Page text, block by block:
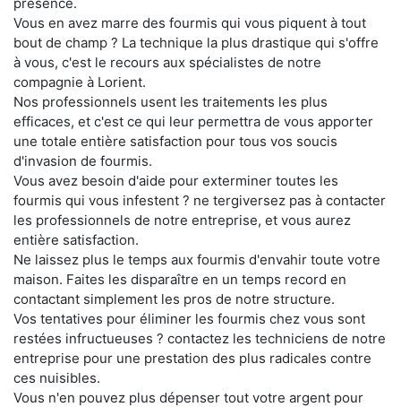
Vous en avez marre des fourmis qui vous piquent à tout
bout de champ ? La technique la plus drastique qui s'offre
à vous, c'est le recours aux spécialistes de notre
compagnie à Lorient.
Nos professionnels usent les traitements les plus
efficaces, et c'est ce qui leur permettra de vous apporter
une totale entière satisfaction pour tous vos soucis
d'invasion de fourmis.
Vous avez besoin d'aide pour exterminer toutes les
fourmis qui vous infestent ? ne tergiversez pas à contacter
les professionnels de notre entreprise, et vous aurez
entière satisfaction.
Ne laissez plus le temps aux fourmis d'envahir toute votre
maison. Faites les disparaître en un temps record en
contactant simplement les pros de notre structure.
Vos tentatives pour éliminer les fourmis chez vous sont
restées infructueuses ? contactez les techniciens de notre
entreprise pour une prestation des plus radicales contre
ces nuisibles.
Vous n'en pouvez plus dépenser tout votre argent pour